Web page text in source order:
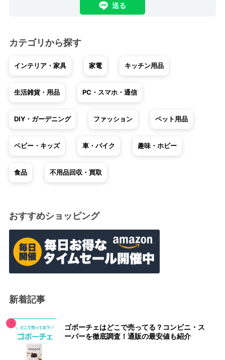
送る
カテゴリから探す
インテリア・家具 家電 キッチン用品
生活雑貨・用品 PC・スマホ・通信
DIY・ガーデニング ファッション ペット用品
ベビー・キッズ 車・バイク 趣味・ホビー
食品 不用品回収・買取
おすすめショッピング
新着記事
ゴボーチェはどこで売ってる？コンビニ・ス
ーパーを徹底調査！通販の最安値も紹介